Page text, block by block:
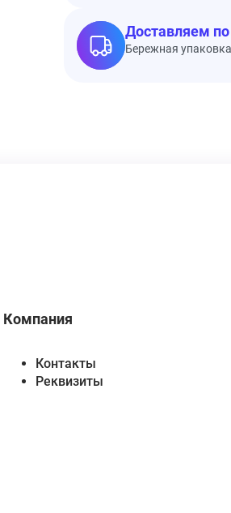
Доставляем
Бережная
Компания
Контакты
Реквизиты